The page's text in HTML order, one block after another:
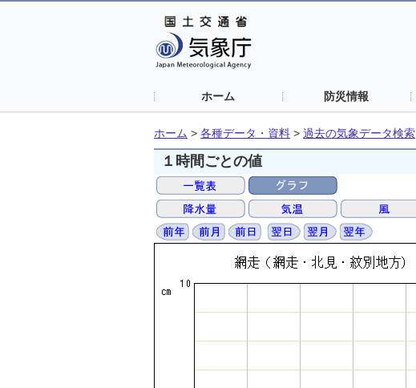
ホーム 防災情報
ホーム > 各種データ・資料 > 過去の気象データ検索
１時間ごとの値